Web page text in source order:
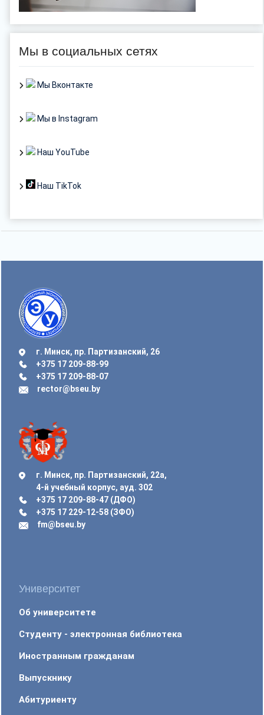
Мы в социальных сетях
Мы Вконтакте
Мы в Instagram
Наш YouTube
Наш TikTok
г. Минск, пр. Партизанский, 26
+375 17 209-88-99
+375 17 209-88-07
rector@bseu.by
г. Минск, пр. Партизанский, 22а,
4-й учебный корпус, ауд. 302
+375 17 209-88-47 (ДФО)
+375 17 229-12-58 (ЗФО)
fm@bseu.by
Университет
Об университете
Студенту - электронная библиотека
Иностранным гражданам
Выпускнику
Абитуриенту